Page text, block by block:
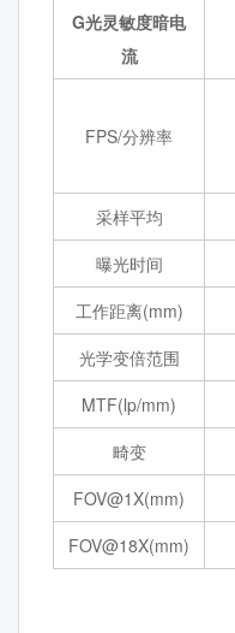
G光灵敏度暗电
流
FPS/分辨率
采样平均
曝光时间
工作距离(mm)
光学变倍范围
MTF(lp/mm)
畸变
FOV@1X(mm)
FOV@18X(mm)